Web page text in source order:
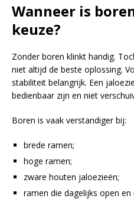
Wanneer is
keuze?
Zonder boren klinkt handig.
niet altijd de beste oplossing.
stabiliteit belangrijk. Een
bedienbaar zijn en niet
Boren is vaak verstandiger bij:
brede ramen;
hoge ramen;
zware houten jaloezieën;
ramen die dagelijks open en